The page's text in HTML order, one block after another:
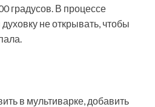
градусов. В процессе
не открывать, чтобы
в мультиварке, добавить